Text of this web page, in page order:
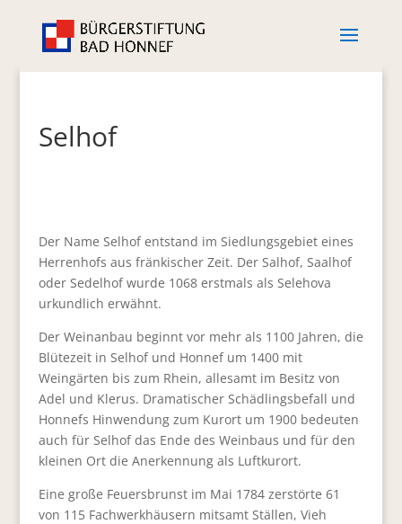
Selhof
Der Name Selhof entstand im Siedlungsgebiet eines
Herrenhofs aus fränkischer Zeit. Der Salhof, Saalhof
oder Sedelhof wurde 1068 erstmals als Selehova
urkundlich erwähnt.
Der Weinanbau beginnt vor mehr als 1100 Jahren, die
Blütezeit in Selhof und Honnef um 1400 mit
Weingärten bis zum Rhein, allesamt im Besitz von
Adel und Klerus. Dramatischer Schädlingsbefall und
Honnefs Hinwendung zum Kurort um 1900 bedeuten
auch für Selhof das Ende des Weinbaus und für den
kleinen Ort die Anerkennung als Luftkurort.
Eine große Feuersbrunst im Mai 1784 zerstörte 61
von 115 Fachwerkhäusern mitsamt Ställen, Vieh